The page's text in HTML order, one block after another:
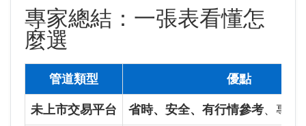
專家總結：一張表看懂怎
麼選
管道類型 優點
未上市交易平台 省時、安全、有行情參考、專人